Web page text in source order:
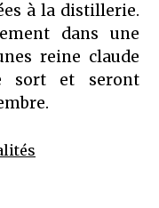
à la distillerie.
dans une
reine claude
sort et seront